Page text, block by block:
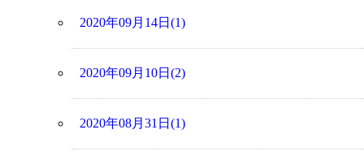
2020年09月14日(1)
2020年09月10日(2)
2020年08月31日(1)